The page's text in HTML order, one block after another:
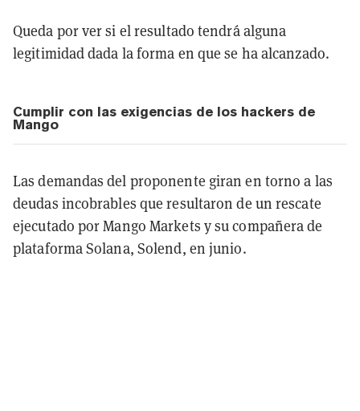
Queda por ver si el resultado tendrá alguna
legitimidad dada la forma en que se ha alcanzado.
Cumplir con las exigencias de los hackers de
Mango
Las demandas del proponente giran en torno a las
deudas incobrables que resultaron de un rescate
ejecutado por Mango Markets y su compañera de
plataforma Solana, Solend, en junio.